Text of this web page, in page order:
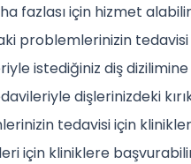
fazlası için hizmet
problemlerinizin
istediğiniz diş
dişlerinizdeki
tedavisi için
için kliniklere